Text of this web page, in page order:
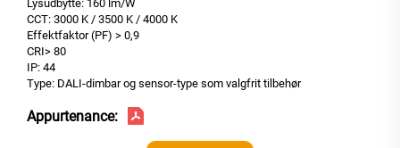
Lysudbytte: 160 lm/W
CCT: 3000 K / 3500 K / 4000 K
Effektfaktor (PF) > 0,9
CRI> 80
IP: 44
Type: DALI-dimbar og sensor-type som valgfrit tilbehør
Appurtenance: